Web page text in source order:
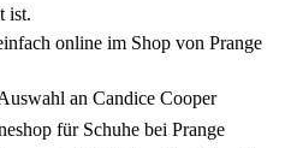
ist.
online im Shop von Prange
an Candice Cooper
für Schuhe bei Prange